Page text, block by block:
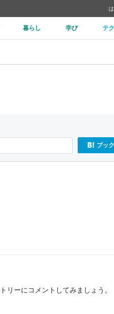
暮らし 学び テ
ブッ
リーにコメントしてみましょう。